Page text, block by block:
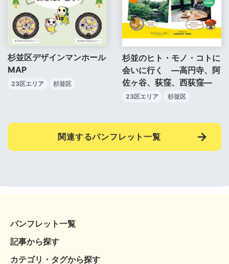
杉並区デザインマンホール
MAP
23区エリア 杉並区
杉並のヒト・モノ・コトに
会いに行く ―高円寺、阿
佐ヶ谷、荻窪、西荻窪―
23区エリア 杉並区
関連するパンフレット一覧
パンフレット一覧
記事から探す
カテゴリ・タグから探す